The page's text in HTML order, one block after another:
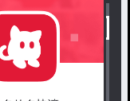
から探す
マンス